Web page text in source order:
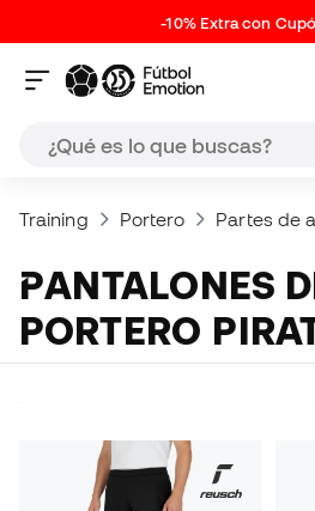
-10% Extra con
Training Portero Partes de
PANTALONES DE
PORTERO